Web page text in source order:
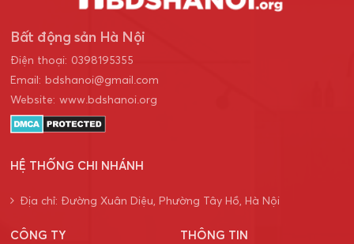
Bất động sản Hà Nội
Điện thoại: 0398195355
Email: bdshanoi@gmail.com
Website: www.bdshanoi.org
HỆ THỐNG CHI NHÁNH
Địa chỉ: Đường Xuân Diệu, Phường Tây Hồ, Hà Nội
CÔNG TY THÔNG TIN